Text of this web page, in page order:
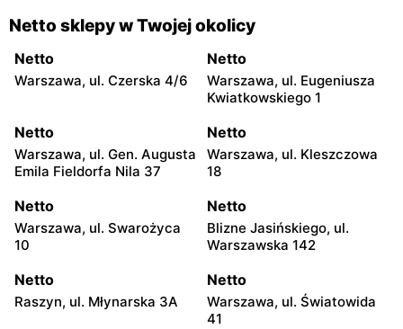
Netto sklepy w Twojej okolicy
Netto
Warszawa, ul. Czerska 4/6
Netto
Warszawa, ul. Eugeniusza
Kwiatkowskiego 1
Netto
Warszawa, ul. Gen. Augusta
Emila Fieldorfa Nila 37
Netto
Warszawa, ul. Kleszczowa
18
Netto
Warszawa, ul. Swarożyca
10
Netto
Blizne Jasińskiego, ul.
Warszawska 142
Netto
Raszyn, ul. Młynarska 3A
Netto
Warszawa, ul. Światowida
41